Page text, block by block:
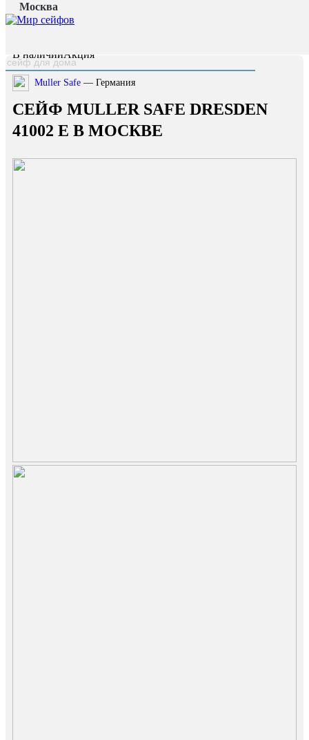
Москва
Главная страница
Каталог /
В наличииАкция
Muller Safe — Германия
СЕЙФ MULLER SAFE DRESDEN
41002 E В МОСКВЕ